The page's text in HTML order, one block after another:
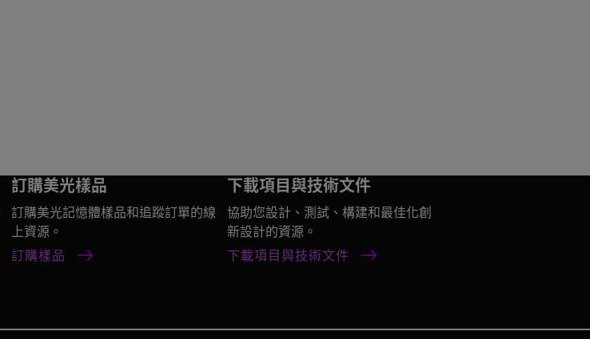
訂購美光樣品
訂購美光記憶體樣品和追蹤訂單的線
上資源。
訂購樣品
下載項目與技術文件
協助您設計、測試、構建和最佳化創
新設計的資源。
下載項目與技術文件